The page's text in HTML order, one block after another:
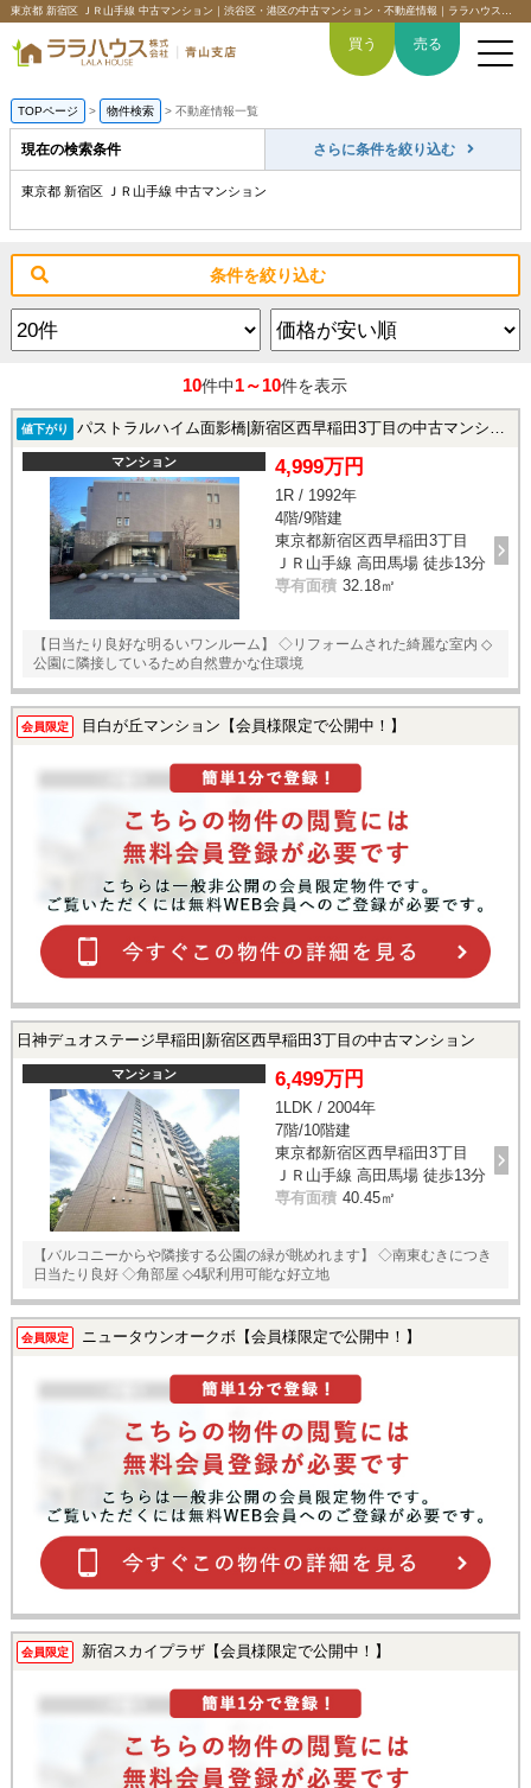
東京都 新宿区 ＪＲ山手線 中古マンション｜渋谷区・港区の中古マンション・不動産情報｜ララハウス青山支店
買いたい
売りたい
6つの強み
スタッフ紹介
お問い合わせ
お気に入り物件
買う 売る
TOPページ > 物件検索 > 不動産情報一覧
現在の検索条件 さらに条件を絞り込む
東京都 新宿区 ＪＲ山手線 中古マンション
条件を絞り込む
10件中1～10件を表示
値下がり パストラルハイム面影橋|新宿区西早稲田3丁目の中古マンション
マンション 4,999万円
1R / 1992年
4階/9階建
東京都新宿区西早稲田3丁目
ＪＲ山手線 高田馬場 徒歩13分
専有面積 32.18㎡
【日当たり良好な明るいワンルーム】 ◇リフォームされた綺麗な室内 ◇
公園に隣接しているため自然豊かな住環境
会員限定 目白が丘マンション【会員様限定で公開中！】
日神デュオステージ早稲田|新宿区西早稲田3丁目の中古マンション
マンション 6,499万円
1LDK / 2004年
7階/10階建
東京都新宿区西早稲田3丁目
ＪＲ山手線 高田馬場 徒歩13分
専有面積 40.45㎡
【バルコニーからや隣接する公園の緑が眺めれます】 ◇南東むきにつき
日当たり良好 ◇角部屋 ◇4駅利用可能な好立地
会員限定 ニュータウンオークボ【会員様限定で公開中！】
会員限定 新宿スカイプラザ【会員様限定で公開中！】